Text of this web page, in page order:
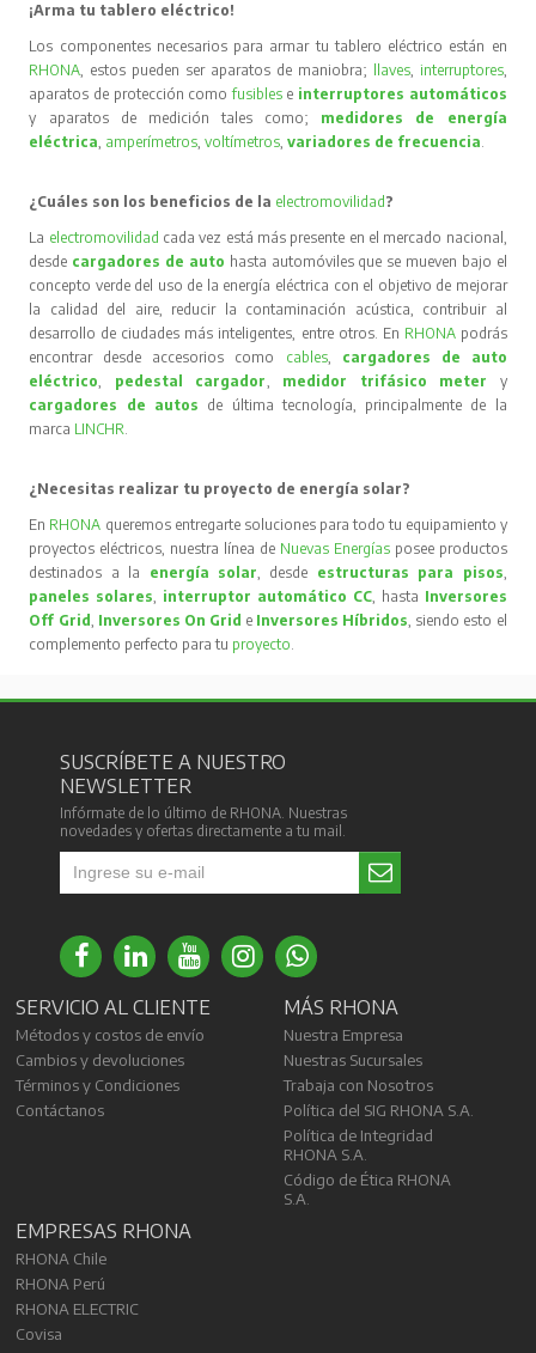
¡Arma tu tablero eléctrico!
Los componentes necesarios para armar tu tablero eléctrico están en
RHONA, estos pueden ser aparatos de maniobra; llaves, interruptores,
aparatos de protección comofusibles e interruptores automáticos
y aparatos de medición tales como; medidores de energía
eléctrica, amperímetros,voltímetros,variadores de frecuencia.
¿Cuáles son los beneficios de la electromovilidad ?
La electromovilidad cada vez está más presente en el mercado nacional,
desde cargadores de auto hasta automóviles que se mueven bajo el
concepto verde del uso de la energía eléctrica con el objetivo de mejorar
la calidad del aire, reducir la contaminación acústica, contribuir al
desarrollo de ciudades más inteligentes, entre otros. En RHONA podrás
encontrar desde accesorios como cables, cargadores de auto
eléctrico, pedestal cargador, medidor trifásico meter
y
cargadores de autos de última tecnología, principalmente de la
marca LINCHR.
¿Necesitas realizar tu proyecto de energía solar?
En RHONA queremos entregarte soluciones para todo tu equipamiento y
proyectos eléctricos, nuestra línea de Nuevas Energíasposee productos
destinados a la energía solar, desde estructuras para pisos,
paneles solares, interruptor automático CC, hasta Inversores
Off Grid, Inversores On Grid e Inversores Híbridos, siendo esto el
complemento perfecto para tu proyecto.
SUSCRÍBETE A NUESTRO
NEWSLETTER
Infórmate de lo último de RHONA. Nuestras
novedades y ofertas directamente a tu mail.
SERVICIO AL CLIENTE
Métodos y costos de envío
Cambios y devoluciones
Términos y Condiciones
Contáctanos
MÁS RHONA
Nuestra Empresa
Nuestras Sucursales
Trabaja con Nosotros
Política del SIG RHONA S.A.
Política de Integridad
RHONA S.A.
Código de Ética RHONA
S.A.
EMPRESAS RHONA
RHONA Chile
RHONA Perú
RHONA ELECTRIC
Covisa